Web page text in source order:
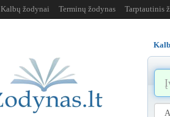
Kalbų žodynai Terminų žodynas Tarptautinis